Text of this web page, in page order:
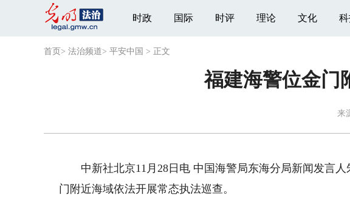
时政 国际 时评 理论 文化
首页 > 法治频道> 平安中国 > 正文
福建海警位金门
来
中新社北京11月28日电 中国海警局东海分局新闻发言人
门附近海域依法开展常态执法巡查。